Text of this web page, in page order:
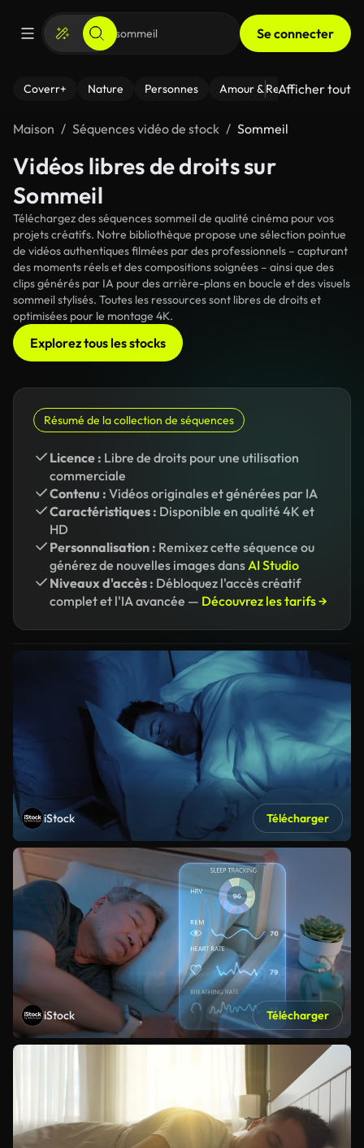
Se connecter
Coverr+ Nature Personnes Amour & Relations Le
Afficher tout
Maison Séquences vidéo de stock Sommeil
Vidéos libres de droits sur
Sommeil
Téléchargez des séquences sommeil de qualité cinéma pour vos
projets créatifs. Notre bibliothèque propose une sélection pointue
de vidéos authentiques filmées par des professionnels – capturant
des moments réels et des compositions soignées – ainsi que des
clips générés par IA pour des arrière-plans en boucle et des visuels
sommeil stylisés. Toutes les ressources sont libres de droits et
optimisées pour le montage 4K.
Explorez tous les stocks
Résumé de la collection de séquences
Licence : Libre de droits pour une utilisation
commerciale
Contenu : Vidéos originales et générées par IA
Caractéristiques : Disponible en qualité 4K et
HD
Personnalisation : Remixez cette séquence ou
générez de nouvelles images dansAI Studio
Niveaux d'accès : Débloquez l'accès créatif
complet et l'IA avancée — Découvrez les tarifs →
iStock Télécharger
iStock Télécharger